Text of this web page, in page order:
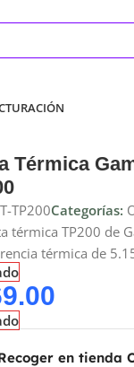
Térmica
TP200Categorías:
térmica TP200 de
térmica de
en tienda